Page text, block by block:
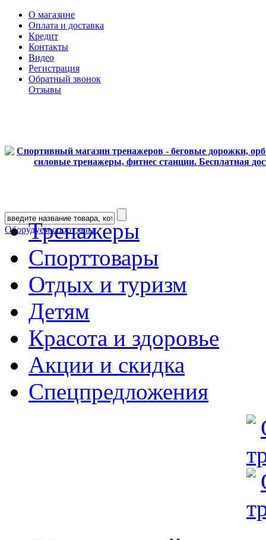
О магазине
Оплата и доставка
Кредит
Контакты
Видео
Регистрация
Обратный звонок
Отзывы
Оборудуем спортзалы
Тренажеры
Спорттовары
Отдых и туризм
Детям
Красота и здоровье
Акции и скидка
Спецпредложения